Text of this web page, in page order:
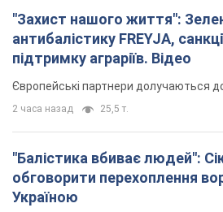
"Захист нашого життя":
антибалістику FREYJA,
підтримку аграріїв. Відео
Європейські партнери долучаються
2 часа назад 25,5 т.
"Балістика вбиває людей":
обговорити перехоплення
Україною